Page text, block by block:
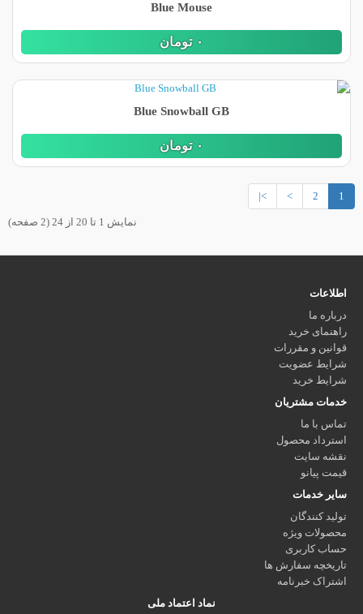
Blue Mouse
٠ تومان
Blue Snowball GB
٠ تومان
1
2
>
>|
نمایش 1 تا 20 از 24 (2 صفحه)
اطلاعات
درباره ما
راهنمای خرید
قوانین و مقررات
شرایط عضویت
شرایط خرید
خدمات مشتریان
تماس با ما
استرداد محصول
نقشه سایت
قیمت پیانو
سایر خدمات
تولید کنندگان
محصولات ویژه
حساب کاربری
تاریخچه سفارش ها
اشتراک خبرنامه
نماد اعتماد ملی